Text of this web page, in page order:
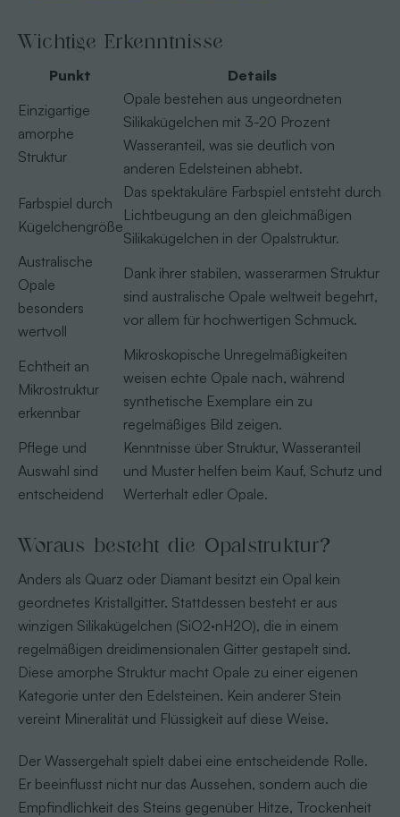
Wichtige Erkenntnisse
Punkt
Details
Einzigartige
amorphe
Struktur
Opale bestehen aus ungeordneten
Silikakügelchen mit 3-20 Prozent
Wasseranteil, was sie deutlich von
anderen Edelsteinen abhebt.
Farbspiel durch
Kügelchengröße
Das spektakuläre Farbspiel entsteht durch
Lichtbeugung an den gleichmäßigen
Silikakügelchen in der Opalstruktur.
Australische
Opale
besonders
wertvoll
Dank ihrer stabilen, wasserarmen Struktur
sind australische Opale weltweit begehrt,
vor allem für hochwertigen Schmuck.
Echtheit an
Mikrostruktur
erkennbar
Mikroskopische Unregelmäßigkeiten
weisen echte Opale nach, während
synthetische Exemplare ein zu
regelmäßiges Bild zeigen.
Pflege und
Auswahl sind
entscheidend
Kenntnisse über Struktur, Wasseranteil
und Muster helfen beim Kauf, Schutz und
Werterhalt edler Opale.
Woraus besteht die Opalstruktur?
Anders als Quarz oder Diamant besitzt ein Opal kein
geordnetes Kristallgitter. Stattdessen besteht er aus
winzigen Silikakügelchen (SiO2·nH2O), die in einem
regelmäßigen dreidimensionalen Gitter gestapelt sind.
Diese amorphe Struktur macht Opale zu einer eigenen
Kategorie unter den Edelsteinen. Kein anderer Stein
vereint Mineralität und Flüssigkeit auf diese Weise.
Der Wassergehalt spielt dabei eine entscheidende Rolle.
Er beeinflusst nicht nur das Aussehen, sondern auch die
Empfindlichkeit des Steins gegenüber Hitze, Trockenheit